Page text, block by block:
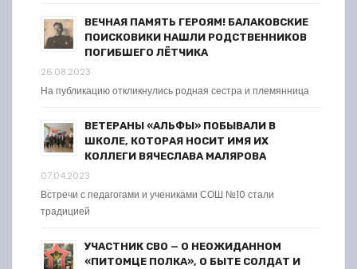
ВЕЧНАЯ ПАМЯТЬ ГЕРОЯМ! БАЛАКОВСКИЕ
ПОИСКОВИКИ НАШЛИ РОДСТВЕННИКОВ
ПОГИБШЕГО ЛЁТЧИКА
26.08.2023
На публикацию откликнулись родная сестра и племянница
ВЕТЕРАНЫ «АЛЬФЫ» ПОБЫВАЛИ В
ШКОЛЕ, КОТОРАЯ НОСИТ ИМЯ ИХ
КОЛЛЕГИ ВЯЧЕСЛАВА МАЛЯРОВА
07.04.2023
Встречи с педагогами и учениками СОШ №10 стали
традицией
УЧАСТНИК СВО — О НЕОЖИДАННОМ
«ПИТОМЦЕ ПОЛКА», О БЫТЕ СОЛДАТ И